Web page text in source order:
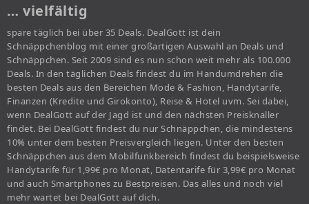
… vielfältig
spare täglich bei über 35 Deals. DealGott ist dein
Schnäppchenblog mit einer großartigen Auswahl an Deals und
Schnäppchen. Seit 2009 sind es nun schon weit mehr als 100.000
Deals. In den täglichen Deals findest du im Handumdrehen die
besten Deals aus den Bereichen Mode & Fashion, Handytarife,
Finanzen (Kredite und Girokonto), Reise & Hotel uvm. Sei dabei,
wenn DealGott auf der Jagd ist und den nächsten Preisknaller
findet. Bei DealGott findest du nur Schnäppchen, die mindestens
10% unter dem besten Preisvergleich liegen. Unter den besten
Schnäppchen aus dem Mobilfunkbereich findest du beispielsweise
Handytarife für 1,99€ pro Monat, Datentarife für 3,99€ pro Monat
und auch Smartphones zu Bestpreisen. Das alles und noch viel
mehr wartet bei DealGott auf dich.